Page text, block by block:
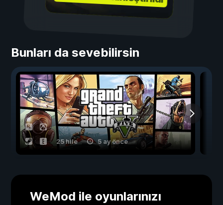
Bunları da sevebilirsin
25 hile 5 ay önce
WeMod ile oyunlarınızı